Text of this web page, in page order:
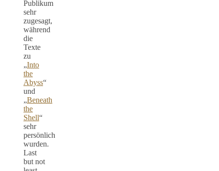
Publikum
sehr
zugesagt,
während
die
Texte
zu
„Into
the
Abyss“
und
„Beneath
the
Shell“
sehr
persönlich
wurden.
Last
but not